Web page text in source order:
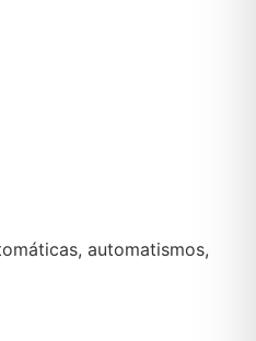
automatismos,